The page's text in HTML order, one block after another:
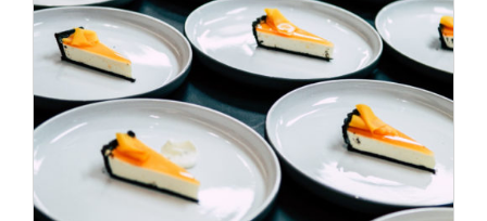
ADD TO CART DETALLES